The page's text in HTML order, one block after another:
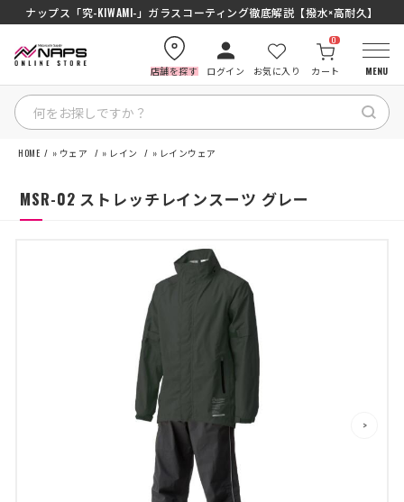
ナップス「究-KIWAMI-」ガラスコーティング徹底解説【撥水×高耐久】
SENA J30/J10を徹底比較｜コスパ最強インカムはどっち？初心者にもおすす
店舗を探す ログイン お気に入り カート
0
MENU
店舗を探す
採用情報
HOME » ウェア » レイン » レインウェア
MSR-02 ストレッチレインスーツ グレー
>